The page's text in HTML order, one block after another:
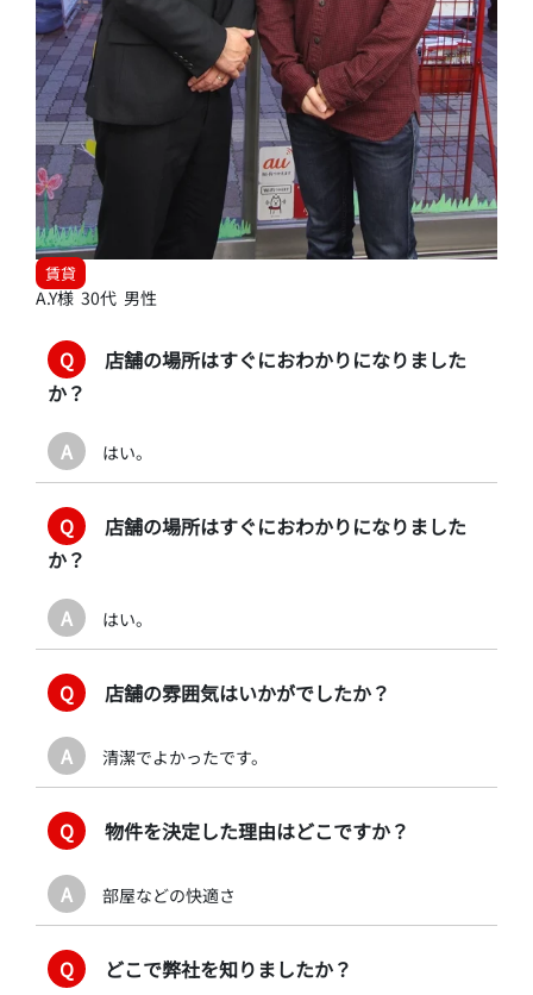
賃貸
A.Y様 30代 男性
Q
店舗の場所はすぐにおわかりになりました
か？
A はい。
Q
店舗の場所はすぐにおわかりになりました
か？
A はい。
Q 店舗の雰囲気はいかがでしたか？
A 清潔でよかったです。
Q 物件を決定した理由はどこですか？
A 部屋などの快適さ
Q どこで弊社を知りましたか？